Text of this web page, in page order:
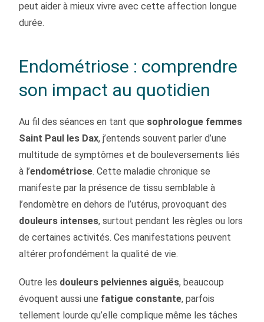
peut aider à mieux vivre avec cette affection longue
durée.
Endométriose : comprendre
son impact au quotidien
Au fil des séances en tant que sophrologue femmes
Saint Paul les Dax, j’entends souvent parler d’une
multitude de symptômes et de bouleversements liés
à l’endométriose. Cette maladie chronique se
manifeste par la présence de tissu semblable à
l’endomètre en dehors de l’utérus, provoquant des
douleurs intenses, surtout pendant les règles ou lors
de certaines activités. Ces manifestations peuvent
altérer profondément la qualité de vie.
Outre les douleurs pelviennes aiguës, beaucoup
évoquent aussi une fatigue constante, parfois
tellement lourde qu’elle complique même les tâches